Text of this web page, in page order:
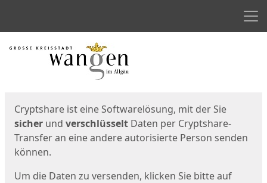
Start
Cryptshare ist eine Softwarelösung, mit der Sie
sicher und verschlüsselt Daten per Cryptshare-
Transfer an eine andere autorisierte Person senden
können.
Um die Daten zu versenden, klicken Sie bitte auf